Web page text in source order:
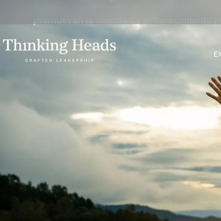
positiva, construcción de hábitos de